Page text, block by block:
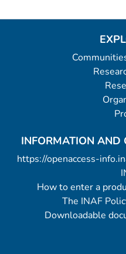
INFORMATION AND
https://openaccess-
How to enter a
The INAF
Downloadable